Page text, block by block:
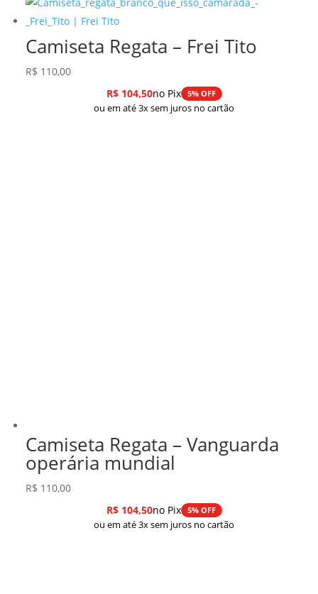
Camiseta Regata – Frei Tito
R$ 110,00
R$104,50no Pix 5% OFF
ou em até 3x sem juros no cartão
Camiseta Regata – Vanguarda
operária mundial
R$ 110,00
R$104,50no Pix 5% OFF
ou em até 3x sem juros no cartão